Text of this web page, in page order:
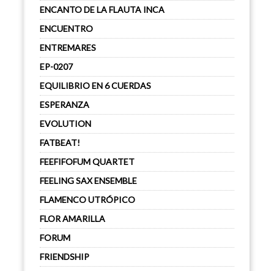
ENCANTO DE LA FLAUTA INCA
ENCUENTRO
ENTREMARES
EP-0207
EQUILIBRIO EN 6 CUERDAS
ESPERANZA
EVOLUTION
FATBEAT!
FEEFIFOFUM QUARTET
FEELING SAX ENSEMBLE
FLAMENCO UTRÓPICO
FLOR AMARILLA
FORUM
FRIENDSHIP